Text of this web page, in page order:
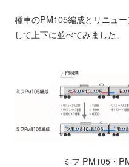
種車のPM105編成とリニュ
して上下に並べてみました。
ミフ PM105・